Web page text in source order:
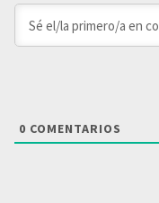
0 COMENTARIOS